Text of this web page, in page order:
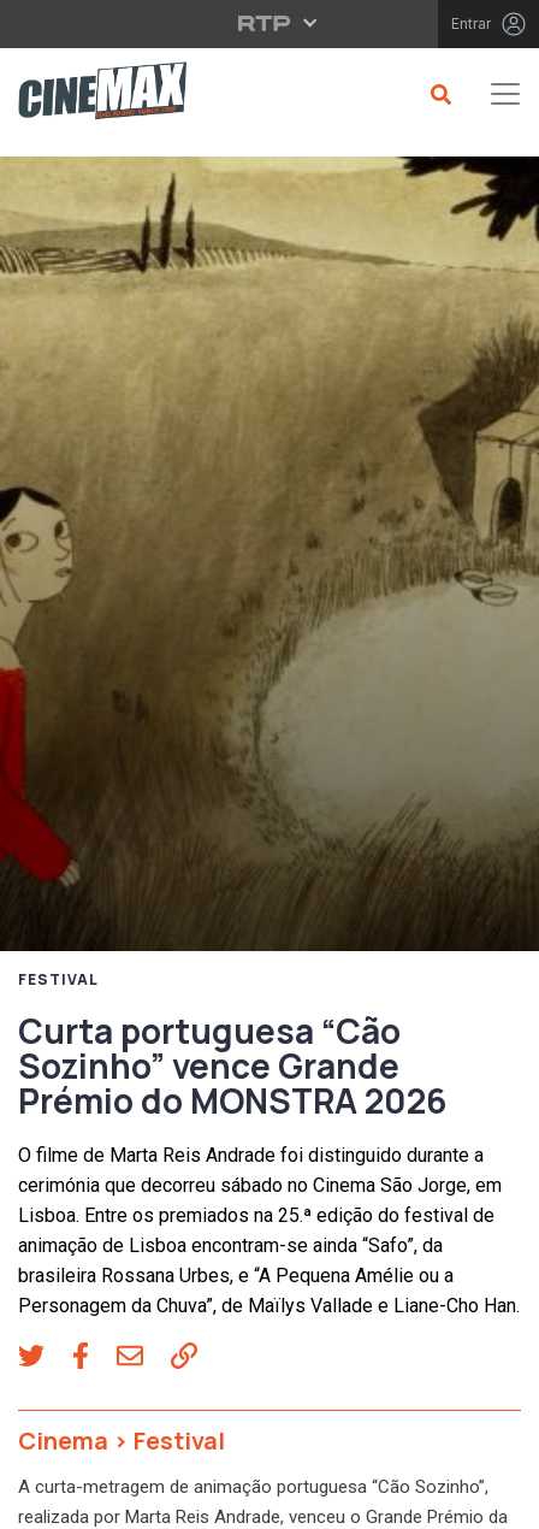
Saltar para o conteúdo principal Entrar
FESTIVAL
Curta portuguesa “Cão
Sozinho” vence Grande
Prémio do MONSTRA 2026
O filme de Marta Reis Andrade foi distinguido durante a
cerimónia que decorreu sábado no Cinema São Jorge, em
Lisboa. Entre os premiados na 25.ª edição do festival de
animação de Lisboa encontram-se ainda “Safo”, da
brasileira Rossana Urbes, e “A Pequena Amélie ou a
Personagem da Chuva”, de Maïlys Vallade e Liane-Cho Han.
Cinema > Festival
A curta-metragem de animação portuguesa “Cão Sozinho”,
realizada por Marta Reis Andrade, venceu o Grande Prémio da